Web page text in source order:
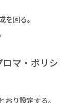
図る。
マ・ポリシ
り設定する。